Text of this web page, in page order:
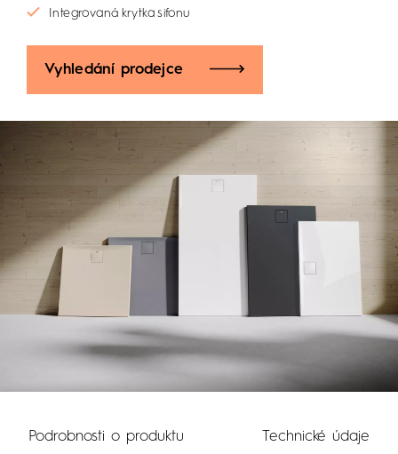
Integrovaná krytka sifonu
Vyhledání prodejce
Podrobnosti o produktu Technické údaje